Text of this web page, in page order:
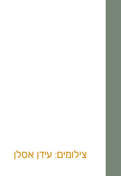
צילומים: עידן אסלן